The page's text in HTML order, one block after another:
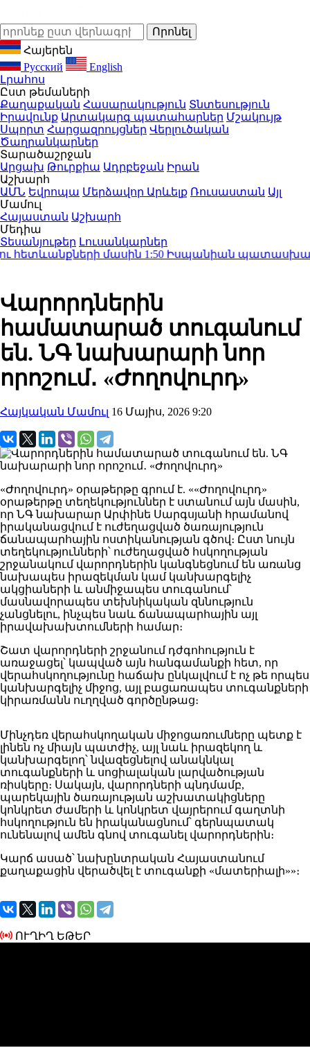
Հայերեն
Русский
English
Լրահոս
Ըստ թեմաների
Քաղաքական Հասարակություն Տնտեսություն
Իրավունք Արտակարգ պատահարներ Մշակույթ
Սպորտ Հարցազրույցներ Վերլուծական
Ծաղրանկարներ
Տարածաշրջան
Արցախ Թուրքիա Ադրբեջան Իրան
Աշխարհ
ԱՄՆ Եվրոպա Մերձավոր Արևելք Ռուսաստան Այլ
Մամուլ
Հայաստան Աշխարհ
Մեդիա
Տեսանյութեր Լուսանկարներ
մասին1:50Իսպանիան պատասխան
Վարորդներին
համատարած տուգանում
են. ՆԳ նախարարի նոր
որոշում․ «Ժողովուրդ»
Հայկական Մամուլ 16 Մայիս, 2026 9:20
«Ժողովուրդ» օրաթերթը գրում է. ««Ժողովուրդ»
օրաթերթը տեղեկություններ է ստանում այն մասին,
որ ՆԳ նախարար Արփինե Սարգսյանի հրամանով
իրականացվում է ուժեղացված ծառայություն
ճանապարհային ոստիկանության գծով։ Ըստ նույն
տեղեկությունների՝ ուժեղացված հսկողության
շրջանակում վարորդներին կանգնեցնում են առանց
նախապես իրազեկման կամ կանխարգելիչ
ակցիաների և անմիջապես տուգանում՝
մասնավորապես տեխնիկական զննություն
չանցնելու, ինչպես նաև ճանապարհային այլ
իրավախախտումների համար։
Շատ վարորդների շրջանում դժգոհություն է
առաջացել՝ կապված այն հանգամանքի հետ, որ
վերահսկողությունը հաճախ ընկալվում է ոչ թե որպես
կանխարգելիչ միջոց, այլ բացառապես տուգանքների
կիրառմանն ուղղված գործընթաց։
Մինչդեռ վերահսկողական միջոցառումները պետք է
լինեն ոչ միայն պատժիչ, այլ նաև իրազեկող և
կանխարգելող՝ նվազեցնելով անակնկալ
տուգանքների և սոցիալական լարվածության
ռիսկերը։ Սակայն, վարորդների պնդմամբ,
պարեկային ծառայության աշխատակիցները
կոնկրետ ժամերի և կոնկրետ վայրերում գաղտնի
հսկողություն են իրականացնում՝ գերնպատակ
ունենալով ամեն գնով տուգանել վարորդներին։
Կարճ ասած՝ նախընտրական Հայաստանում
քաղաքացին վերածվել է տուգանքի «մատերիալի»»։
ՈՒՂԻՂ ԵԹԵՐ